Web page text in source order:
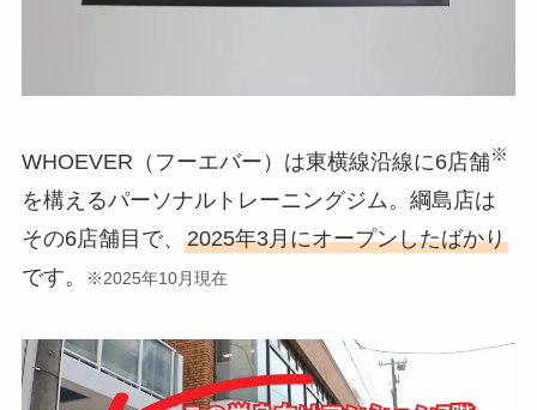
WHOEVER（フーエバー）は東横線沿線に6店舗※
を構えるパーソナルトレーニングジム。綱島店は
その6店舗目で、 2025年3月にオープンしたばかり
です。
※2025年10月現在